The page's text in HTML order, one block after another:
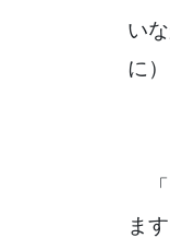
い
に
「
ま